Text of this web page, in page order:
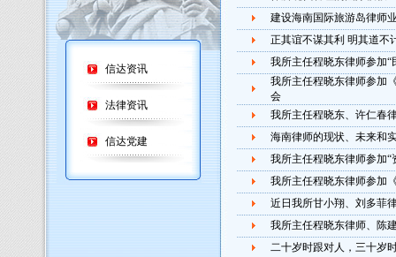
信达资讯
法律资讯
信达党建
建设海南国际旅游岛律师
正其谊不谋其利 明其道不
我所主任程晓东律师参加
我所主任程晓东律师参加
会
我所主任程晓东、许仁春
海南律师的现状、未来和
我所主任程晓东律师参加
我所主任程晓东律师参加
近日我所甘小翔、刘多菲
我所主任程晓东律师、陈
二十岁时跟对人，三十岁